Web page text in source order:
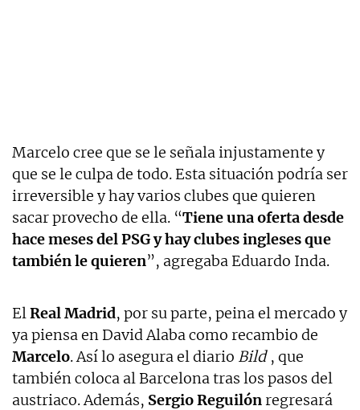
Marcelo cree que se le señala injustamente y
que se le culpa de todo. Esta situación podría ser
irreversible y hay varios clubes que quieren
sacar provecho de ella. “Tiene una oferta desde
hace meses del PSG y hay clubes ingleses que
también le quieren”, agregaba Eduardo Inda.
ElReal Madrid, por su parte, peina el mercado y
ya piensa en David Alaba como recambio de
Marcelo. Así lo asegura el diario Bild , que
también coloca al Barcelona tras los pasos del
austriaco. Además, Sergio Reguilónregresará